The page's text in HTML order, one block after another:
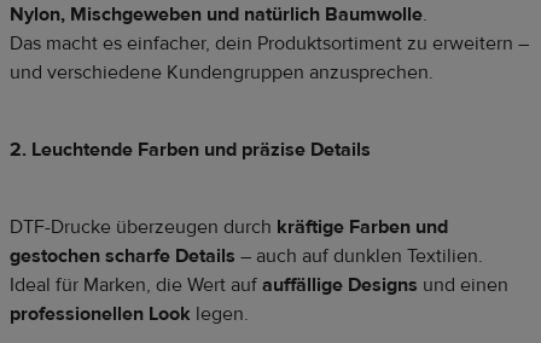
Nylon, Mischgeweben und natürlich Baumwolle.
Das macht es einfacher, dein Produktsortiment zu erweitern –
und verschiedene Kundengruppen anzusprechen.
2. Leuchtende Farben und präzise Details
DTF-Drucke überzeugen durch kräftige Farben und
gestochen scharfe Details – auch auf dunklen Textilien.
Ideal für Marken, die Wert auf auffällige Designs und einen
professionellen Look legen.